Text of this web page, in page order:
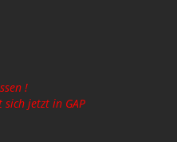
!
sich jetzt in GAP